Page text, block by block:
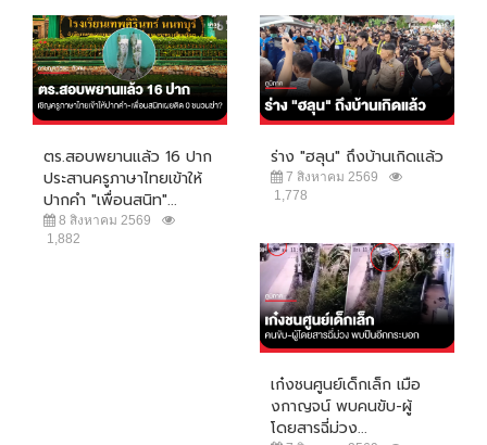
ตร.สอบพยานแล้ว 16 ปาก
ประสานครูภาษาไทยเข้าให้
ปากคำ "เพื่อนสนิท"...
8 สิงหาคม 2569
1,882
ร่าง "ฮลุน" ถึงบ้านเกิดแล้ว
7 สิงหาคม 2569
1,778
เก๋งชนศูนย์เด็กเล็ก เมือ
งกาญจน์ พบคนขับ-ผู้
โดยสารฉี่ม่วง...